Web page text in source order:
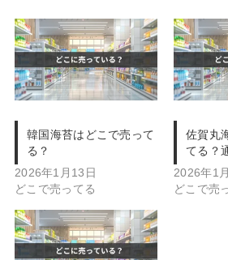
韓国海苔はどこで売って
る？
2026年1月13日
どこで売ってる
佐賀丸
てる？
2026年1
どこで売